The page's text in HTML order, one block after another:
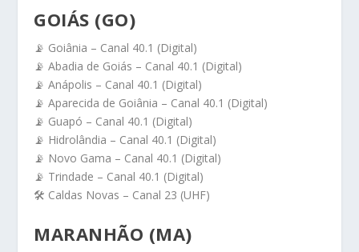
GOIÁS (GO)
📡 Goiânia – Canal 40.1 (Digital)
📡 Abadia de Goiás – Canal 40.1 (Digital)
📡 Anápolis – Canal 40.1 (Digital)
📡 Aparecida de Goiânia – Canal 40.1 (Digital)
📡 Guapó – Canal 40.1 (Digital)
📡 Hidrolândia – Canal 40.1 (Digital)
📡 Novo Gama – Canal 40.1 (Digital)
📡 Trindade – Canal 40.1 (Digital)
🛠️ Caldas Novas – Canal 23 (UHF)
MARANHÃO (MA)